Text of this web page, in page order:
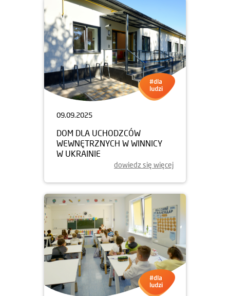
09.09.2025
DOM DLA UCHODZCÓW
WEWNĘTRZNYCH W WINNICY
W UKRAINIE
dowiedz się więcej